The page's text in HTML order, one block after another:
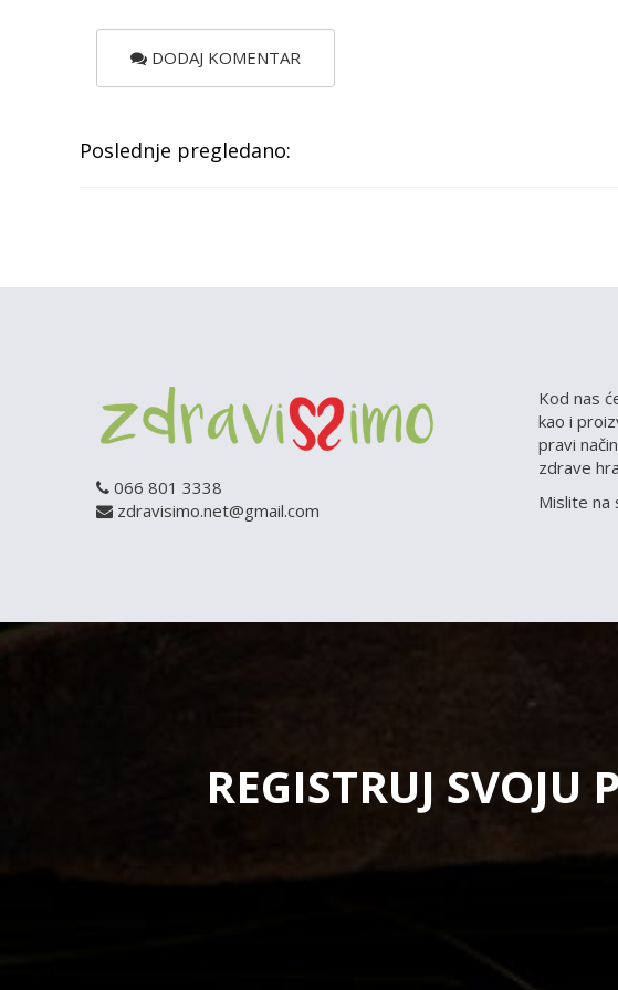
DODAJ KOMENTAR
Poslednje pregledano:
066 801 3338
zdravisimo.net@gmail.com
Kod nas
kao i
pravi
zdrave
Mislite na
REGISTRUJ